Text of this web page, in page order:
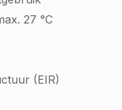
27 °C
(EIR)